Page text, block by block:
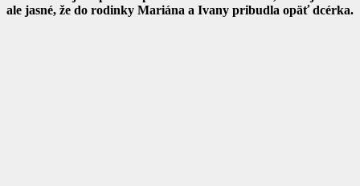
ale jasné, že do rodinky Mariána a Ivany pribudla opäť dcérka.